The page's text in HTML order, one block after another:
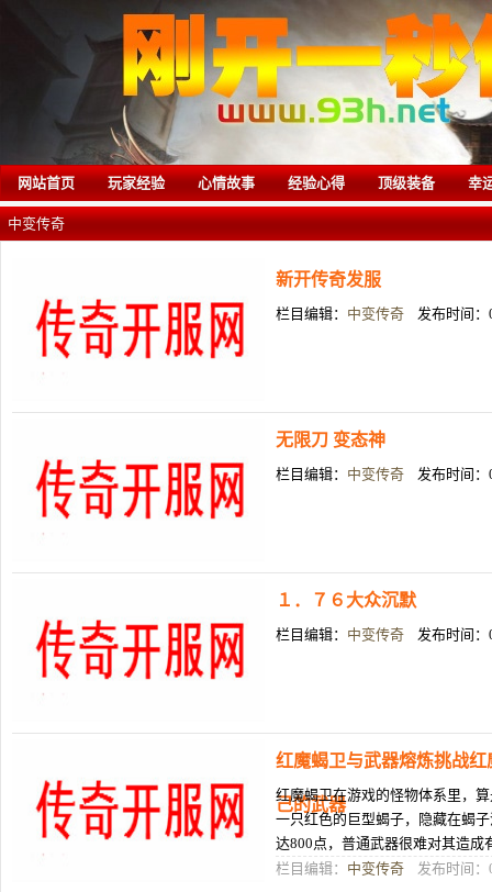
网站首页 玩家经验 心情故事 经验心得 顶级装备 幸
中变传奇
新开传奇发服
栏目编辑： 中变传奇 发布时间：
无限刀 变态神
栏目编辑： 中变传奇 发布时间：
１．７６大众沉默
栏目编辑： 中变传奇 发布时间：
红魔蝎卫与武器熔炼挑战
己的武器
红魔蝎卫在游戏的怪物体系里，
一只红色的巨型蝎子，隐藏在蝎
达800点，普通武器很难对其造
痹效果持续3秒无法移动。想要成
栏目编辑： 中变传奇 发布时间：